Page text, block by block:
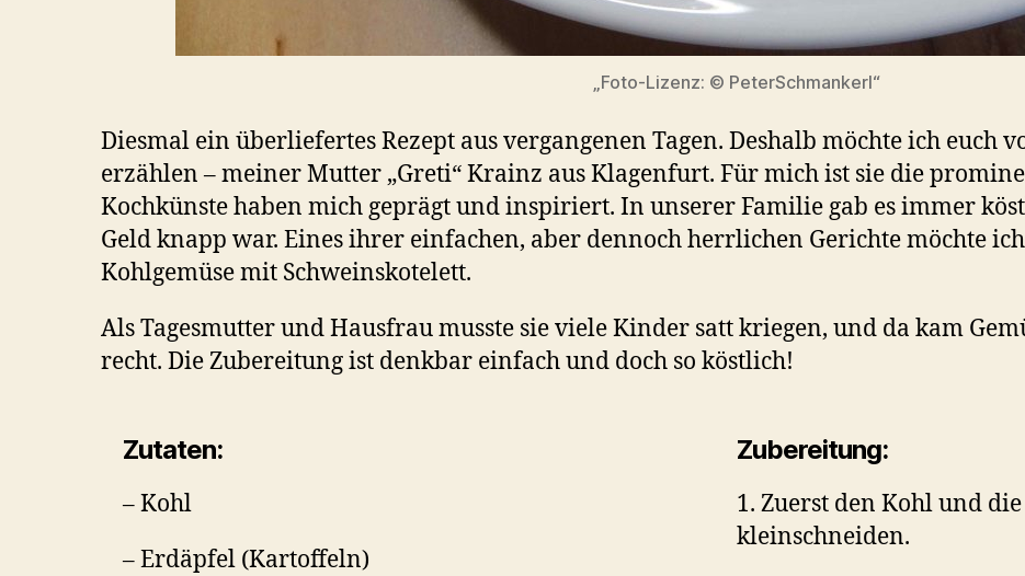
„Foto-Lizenz: © PeterSchmankerl“
Diesmal ein überliefertes Rezept aus vergangenen Tagen. Deshalb möchte ich euch
erzählen – meiner Mutter „Greti“ Krainz aus Klagenfurt. Für mich ist sie die
Kochkünste haben mich geprägt und inspiriert. In unserer Familie gab es immer
Geld knapp war. Eines ihrer einfachen, aber dennoch herrlichen Gerichte möchte
Kohlgemüse mit Schweinskotelett.
Als Tagesmutter und Hausfrau musste sie viele Kinder satt kriegen, und da kam
recht. Die Zubereitung ist denkbar einfach und doch so köstlich!
Zutaten:
– Kohl
– Erdäpfel (Kartoffeln)
Zubereitung:
1. Zuerst den Kohl und
kleinschneiden.